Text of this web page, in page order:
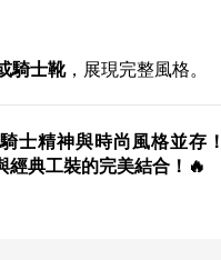
騎士靴，展現完整風格。
精神與時尚風格並存！
典工裝的完美結合！🔥